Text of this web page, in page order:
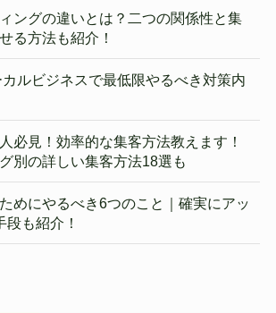
ングの違いとは？二つの関係性と集
る方法も紹介！
ルビジネスで最低限やるべき対策内
必見！効率的な集客方法教えます！
別の詳しい集客方法18選も
めにやるべき6つのこと｜確実にアッ
も紹介！